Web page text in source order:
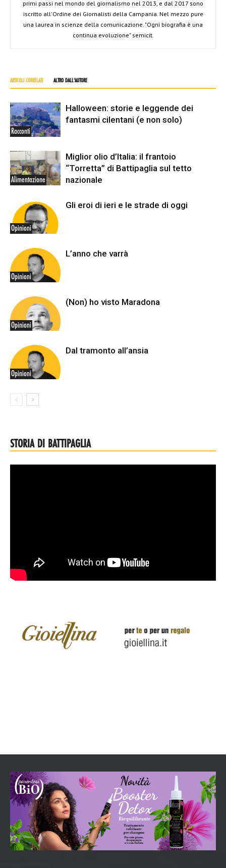
primi passi nel mondo del giornalismo nel 2013, e dal 2017 sono
iscritto all'Ordine dei Giornalisti della Campania. Nel mezzo pure
una laurea in scienze della comunicazione. "Ogni biografia è una
continua evoluzione" semicit.
ARTICOLI CORRELATI ALTRO DALL'AUTORE
Racconti
Halloween: storie e leggende dei
fantasmi cilentani (e non solo)
Alimentazione
Miglior olio d’Italia: il frantoio
“Torretta” di Battipaglia sul tetto
nazionale
Opinioni
Gli eroi di ieri e le strade di oggi
Opinioni
L’anno che varrà
Opinioni
(Non) ho visto Maradona
Opinioni
Dal tramonto all’ansia
STORIA DI BATTIPAGLIA